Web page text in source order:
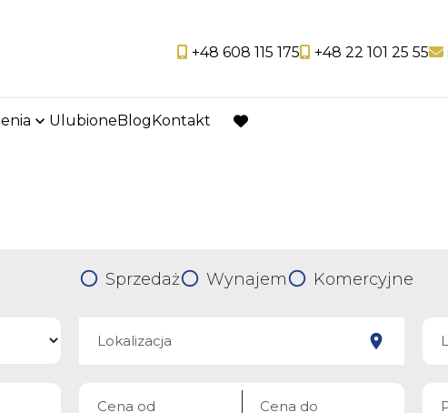
+48 608 115 175 +48 22 101 25 55
UlubioneBlogKontakt
favorite
Sprzedaż Wynajem Komercyjne